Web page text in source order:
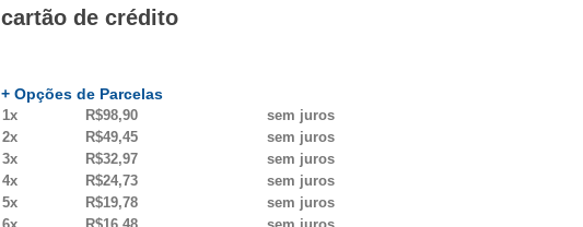
cartão de crédito
+ Opções de Parcelas
1x R$98,90
sem juros
2x
R$49,45
sem juros
3x
R$32,97
sem juros
4x
R$24,73
sem juros
5x
R$19,78
sem juros